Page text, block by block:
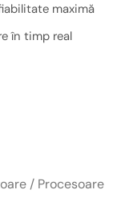
maximă
în timp real
/ Procesoare